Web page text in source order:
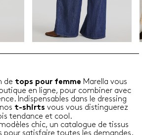
de tops pour femme Marella vous
en ligne, pour combiner avec
Indispensables dans le dressing
t-shirts vous vous distinguerez
tendance et cool.
chic, un catalogue de tissus
pour satisfaire toutes les demandes.